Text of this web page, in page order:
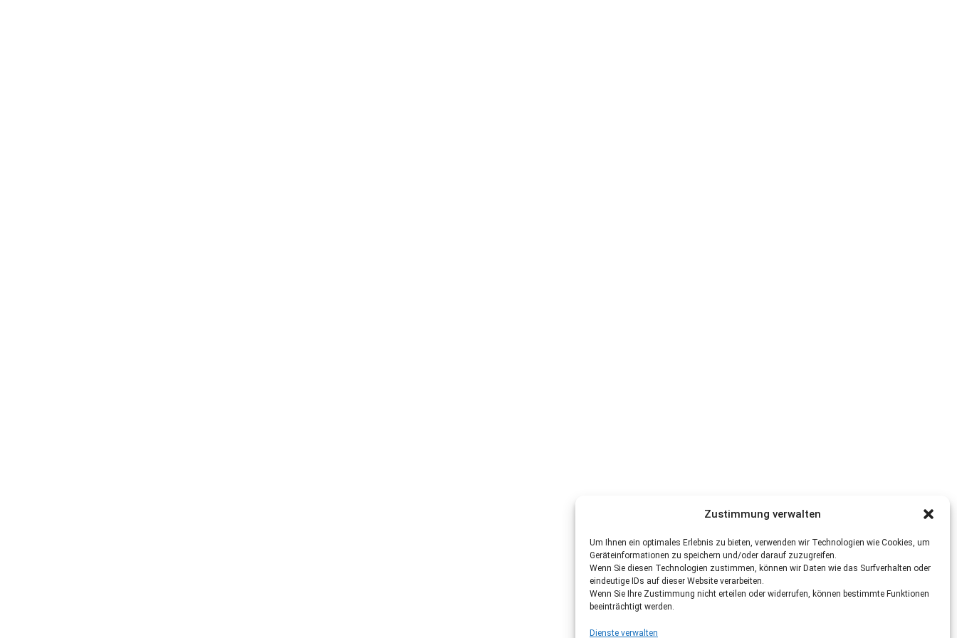
Zustimmung verwalten
Um Ihnen ein optimales Erlebnis zu bieten, verwenden wir Technologien wie Cookies, um
Geräteinformationen zu speichern und/oder darauf zuzugreifen.
Wenn Sie diesen Technologien zustimmen, können wir Daten wie das Surfverhalten oder
eindeutige IDs auf dieser Website verarbeiten.
Wenn Sie Ihre Zustimmung nicht erteilen oder widerrufen, können bestimmte Funktionen
beeinträchtigt werden.
Dienste verwalten